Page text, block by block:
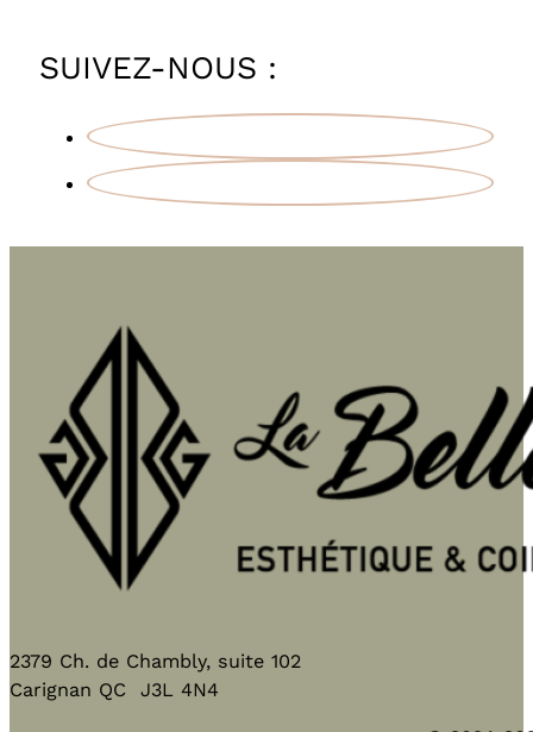
SUIVEZ-NOUS :
Facebook
Instagram
2379 Ch. de Chambly, suite 102
Carignan QC J3L 4N4